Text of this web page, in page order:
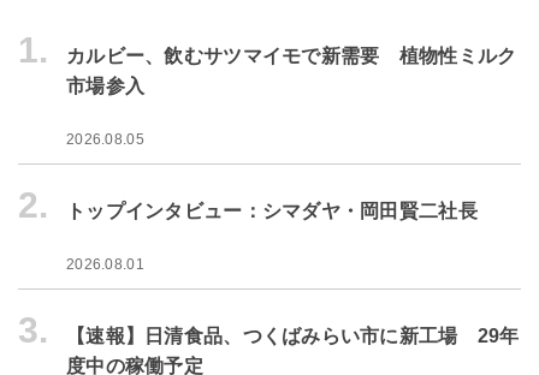
1.
カルビー、飲むサツマイモで新需要 植物性ミルク
市場参入
2026.08.05
2. トップインタビュー：シマダヤ・岡田賢二社長
2026.08.01
3.
【速報】日清食品、つくばみらい市に新工場 29年
度中の稼働予定